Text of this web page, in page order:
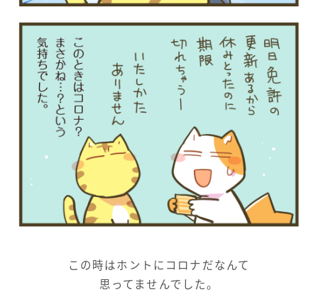
この時はホントにコロナだなんて
思ってませんでした。